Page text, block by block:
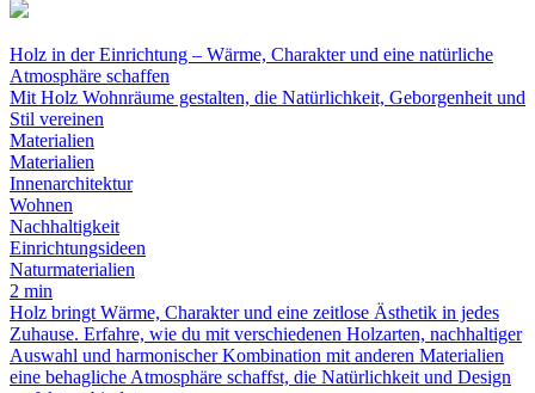
Holz in der Einrichtung – Wärme, Charakter und eine natürliche
Atmosphäre schaffen
Mit Holz Wohnräume gestalten, die Natürlichkeit, Geborgenheit und
Stil vereinen
Materialien
Materialien
Innenarchitektur
Wohnen
Nachhaltigkeit
Einrichtungsideen
Naturmaterialien
2 min
Holz bringt Wärme, Charakter und eine zeitlose Ästhetik in jedes
Zuhause. Erfahre, wie du mit verschiedenen Holzarten, nachhaltiger
Auswahl und harmonischer Kombination mit anderen Materialien
eine behagliche Atmosphäre schaffst, die Natürlichkeit und Design